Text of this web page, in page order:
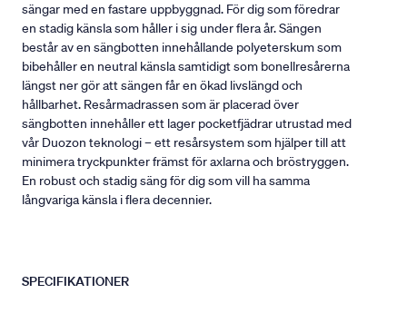
sängar med en fastare uppbyggnad. För dig som föredrar
en stadig känsla som håller i sig under flera år. Sängen
består av en sängbotten innehållande polyeterskum som
bibehåller en neutral känsla samtidigt som bonellresårerna
längst ner gör att sängen får en ökad livslängd och
hållbarhet. Resårmadrassen som är placerad över
sängbotten innehåller ett lager pocketfjädrar utrustad med
vår Duozon teknologi – ett resårsystem som hjälper till att
minimera tryckpunkter främst för axlarna och bröstryggen.
En robust och stadig säng för dig som vill ha samma
långvariga känsla i flera decennier.
SPECIFIKATIONER